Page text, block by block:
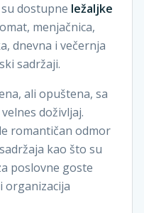
dostupne ležaljke
menjačnica,
dnevna i večernja
sadržaji.
ali opuštena, sa
doživljaj.
romantičan odmor
kao što su
poslovne goste
organizacija